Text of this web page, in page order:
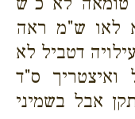
לאו ש"מ ראה
דטביל לא
ס"ד
אבל בשמיני